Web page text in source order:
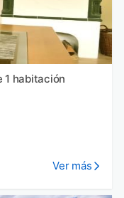
1 habitación
Ver más